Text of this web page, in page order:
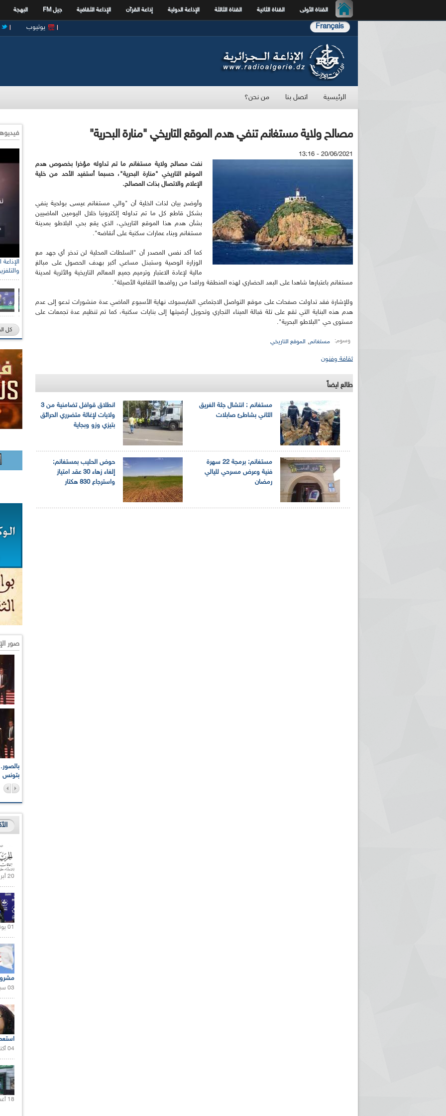
القناة الأولى القناة الثانية القناة الثالثة الإذاعة الدولية إذاعة القرآن الإذاعة الثقافية جيل FM البهجة
Français يوتيوب
الرئيسية اتصل بنا من نحن؟
مصالح ولاية مستغانم تنفي هدم الموقع التاريخي "منارة البحرية"
20/06/2021 - 13:16
نفت مصالح ولاية مستغانم ما تم تداوله مؤخرا بخصوص هدم
الموقع التاريخي "منارة البحرية"، حسبما أستفيد الأحد من خلية
الإعلام والاتصال بذات المصالح.
وأوضح بيان لذات الخلية أن "والي مستغانم عيسى بولحية ينفي
بشكل قاطع كل ما تم تداوله إلكترونيا خلال اليومين الماضيين
بشأن هدم هذا الموقع التاريخي، الذي يقع بحي البلاطو بمدينة
مستغانم وبناء عمارات سكنية على أنقاضه".
كما أكد نفس المصدر أن "السلطات المحلية لن تدخر أي جهد مع
الوزارة الوصية وستبذل مساعي أكبر بهدف الحصول على مبالغ
مالية لإعادة الاعتبار وترميم جميع المعالم التاريخية والأثرية لمدينة
مستغانم باعتبارها شاهدا على البعد الحضاري لهذه المنطقة ورافدا من روافدها الثقافية الأصيلة".
وللإشارة فقد تداولت صفحات على موقع التواصل الاجتماعي الفايسبوك نهاية الأسبوع الماضي عدة منشورات تدعو إلى عدم
هدم هذه البناية التي تقع على تلة قبالة الميناء التجاري وتحويل أرضيتها إلى بنايات سكنية، كما تم تنظيم عدة تجمعات على
مستوى حي "البلاطو البحرية".
وسوم: مستغانم, الموقع التاريخي
ثقافة وفنون
طالع ايضاً
انطلاق قوافل تضامنية من 3
ولايات لإغاثة متضرري الحرائق
بتيزي وزو وبجاية
مستغانم : انتشال جثة الغريق
الثاني بشاطئ صابلات
حوض الحليب بمستغانم:
إلغاء زهاء 30 عقد امتياز
واسترجاع 830 هكتار
مستغانم: برمجة 22 سهرة
فنية وعرض مسرحي لليالي
رمضان
كل
صور
بتونس
20 أبريل 2021 |
01 يونيو 2021 |
03 سبتمبر 2020 |
04 أكتوبر 2020 |
18 أغسطس 2020 |